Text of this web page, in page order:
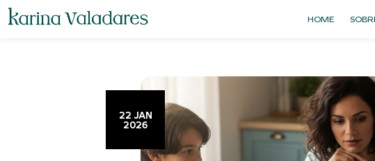
HOME
22 JAN
2026